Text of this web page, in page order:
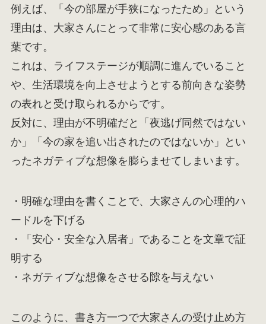
例えば、「今の部屋が手狭になったため」という
理由は、大家さんにとって非常に安心感のある言
葉です。
これは、ライフステージが順調に進んでいること
や、生活環境を向上させようとする前向きな姿勢
の表れと受け取られるからです。
反対に、理由が不明確だと「夜逃げ同然ではない
か」「今の家を追い出されたのではないか」とい
ったネガティブな想像を膨らませてしまいます。
・明確な理由を書くことで、大家さんの心理的ハ
ードルを下げる
・「安心・安全な入居者」であることを文章で証
明する
・ネガティブな想像をさせる隙を与えない
このように、書き方一つで大家さんの受け止め方